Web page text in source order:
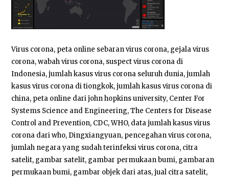
Virus corona, peta online sebaran virus corona, gejala virus
corona, wabah virus corona, suspect virus corona di
Indonesia, jumlah kasus virus corona seluruh dunia, jumlah
kasus virus corona di tiongkok, jumlah kasus virus corona di
china, peta online dari john hopkins university, Center For
Systems Science and Engineering, The Centers for Disease
Control and Prevention, CDC, WHO, data jumlah kasus virus
corona dari who, Dingxiangyuan, pencegahan virus corona,
jumlah negara yang sudah terinfeksi virus corona, citra
satelit, gambar satelit, gambar permukaan bumi, gambaran
permukaan bumi, gambar objek dari atas, jual citra satelit,